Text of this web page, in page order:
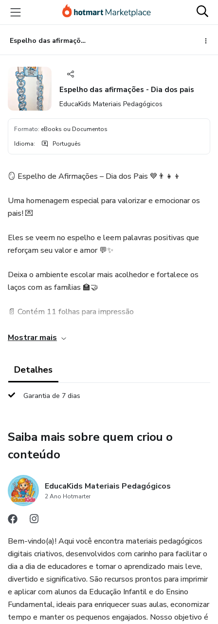
para
conteúdo
principal
para
pagamento
para
rodapé
Espelho das afirmações - Dia dos pais
Espelho das afirmações - Dia dos pais
EducaKids Materiais Pedagógicos
Formato: eBooks ou Documentos
Idioma: Português
🪞 Espelho de Afirmações – Dia dos Pais 💙👨‍👧‍👦
Uma homenagem especial para valorizar e emocionar os
pais! 💌
Eles se veem no espelho e leem palavras positivas que
reforçam seu valor e amor 💬✨
Deixa o ambiente escolar mais acolhedor e fortalece os
laços com as famílias 🏫🤝
📄 Contém 11 folhas para impressão
💰 R$ 7,00
Mostrar mais
Detalhes
Garantia de 7 dias
Saiba mais sobre quem criou o
conteúdo
EducaKids Materiais Pedagógicos
2 Ano Hotmarter
Bem-vindo(a)! Aqui você encontra materiais pedagógicos
digitais criativos, desenvolvidos com carinho para facilitar o
dia a dia de educadores e tornar o aprendizado mais leve,
divertido e significativo. São recursos prontos para imprimir
e aplicar com alunos da Educação Infantil e do Ensino
Fundamental, ideais para enriquecer suas aulas, economizar
tempo e manter os pequenos engajados. Nosso objetivo é